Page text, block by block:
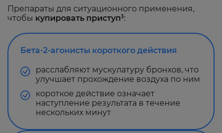
Препараты для ситуационного применения,
чтобы купировать приступ3:
Бета-2-агонисты короткого действия
расслабляют мускулатуру бронхов, что
улучшает прохождение воздуха по ним
короткое действие означает
наступление результата в течение
нескольких минут